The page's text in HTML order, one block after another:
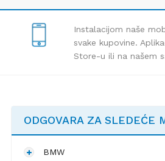
Instalacijom naše
svake kupovine.
Store-u ili na našem
ODGOVARA ZA SLEDEĆE
BMW